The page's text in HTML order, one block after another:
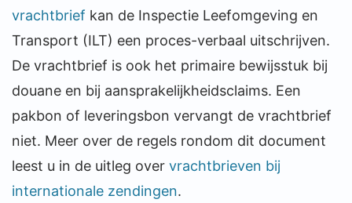
vrachtbrief kan de Inspectie Leefomgeving en
Transport (ILT) een proces-verbaal uitschrijven.
De vrachtbrief is ook het primaire bewijsstuk bij
douane en bij aansprakelijkheidsclaims. Een
pakbon of leveringsbon vervangt de vrachtbrief
niet. Meer over de regels rondom dit document
leest u in de uitleg over vrachtbrieven bij
internationale zendingen.